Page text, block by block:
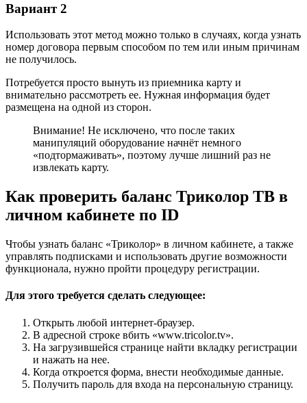
Вариант 2
Использовать этот метод можно только в случаях, когда узнать
номер договора первым способом по тем или иным причинам
не получилось.
Потребуется просто вынуть из приемника карту и
внимательно рассмотреть ее. Нужная информация будет
размещена на одной из сторон.
Внимание! Не исключено, что после таких
манипуляций оборудование начнёт немного
«подтормаживать», поэтому лучше лишний раз не
извлекать карту.
Как проверить баланс Триколор ТВ в
личном кабинете по ID
Чтобы узнать баланс «Триколор» в личном кабинете, а также
управлять подписками и использовать другие возможности
функционала, нужно пройти процедуру регистрации.
Для этого требуется сделать следующее:
Открыть любой интернет-браузер.
В адресной строке вбить «www.tricolor.tv».
На загрузившейся странице найти вкладку регистрации
и нажать на нее.
Когда откроется форма, внести необходимые данные.
Получить пароль для входа на персональную страницу.